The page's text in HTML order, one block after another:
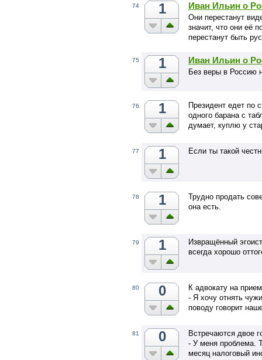
74 1 Иван Ильин о
Они перестанут
значит, что они её
перестанут быть
75 1 Иван Ильин о
Без веры в Россию
76 1
Президент едет по
одного барана с
думает, куплю у
77 1 Если ты такой
78 1
Трудно продать
она есть.
79 1
Извращённый
всегда хорошо
80 0
К адвокату на
- Я хочу отнять
поводу говорит
81 0
Встречаются двое
- У меня проблема.
месяц налоговый